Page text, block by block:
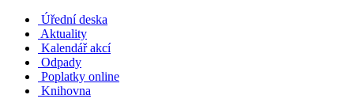
Úřední deska
Aktuality
Kalendář akcí
Odpady
Poplatky online
Knihovna